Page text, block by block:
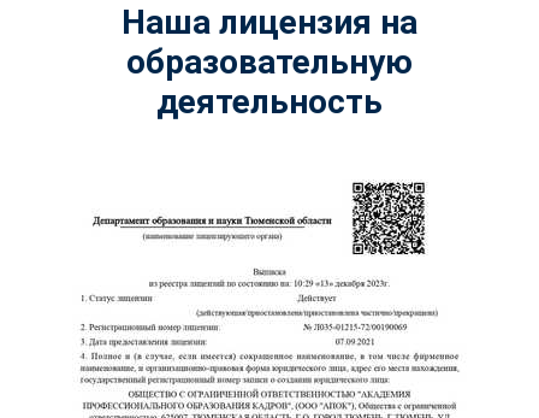
Наша лицензия на
образовательную
деятельность